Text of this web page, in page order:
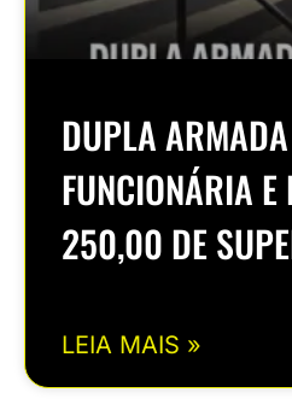
DUPLA
FUNCIONÁRIA
250,00 DE
LEIA MAIS »